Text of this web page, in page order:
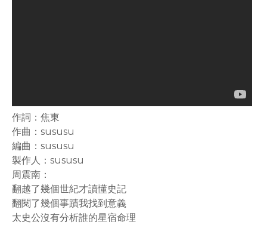
作詞：焦東
作曲：sususu
編曲：sususu
製作人：sususu
周震南：
翻越了幾個世紀才讀懂史記
翻閱了幾個事蹟我找到意義
太史公沒有分析誰的星宿命理